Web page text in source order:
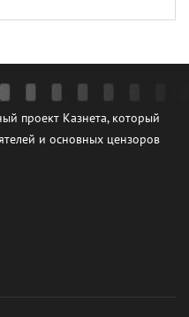
проект Казнета, который
и основных цензоров